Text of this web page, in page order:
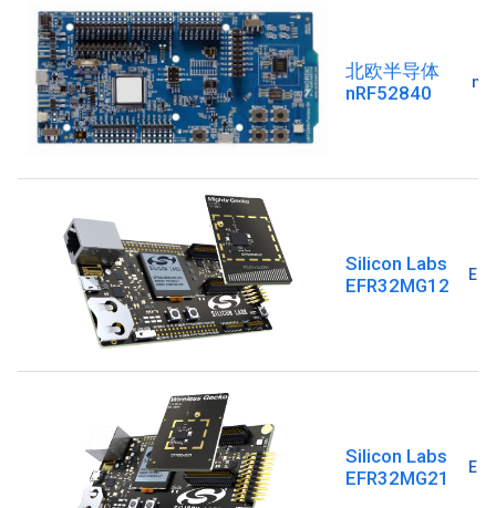
北欧半导体
nRF52840
Silicon Labs
EFR32MG12
Silicon Labs
EFR32MG21